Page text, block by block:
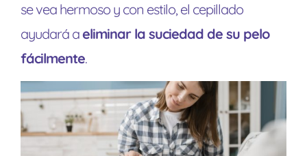
se vea hermoso y con estilo, el cepillado
ayudará aeliminar la suciedad de su pelo
fácilmente.